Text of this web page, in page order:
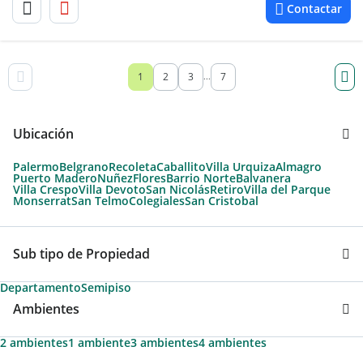
Contactar
1 2 3 ... 7
Ubicación
PalermoBelgranoRecoletaCaballitoVilla UrquizaAlmagro
Puerto MaderoNuñezFloresBarrio NorteBalvanera
Villa CrespoVilla DevotoSan NicolásRetiroVilla del Parque
MonserratSan TelmoColegialesSan Cristobal
Sub tipo de Propiedad
DepartamentoSemipiso
Ambientes
2 ambientes1 ambiente3 ambientes4 ambientes